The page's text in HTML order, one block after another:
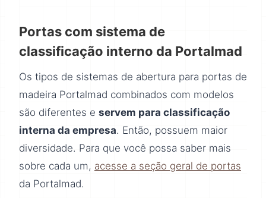
Portas com sistema de
classificação interno da Portalmad
Os tipos de sistemas de abertura para portas de
madeira Portalmad combinados com modelos
são diferentes e servem para classificação
interna da empresa. Então, possuem maior
diversidade. Para que você possa saber mais
sobre cada um, acesse a seção geral de portas
da Portalmad.